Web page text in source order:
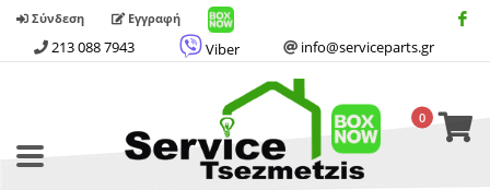
Σύνδεση Εγγραφή
213 088 7943 Viber info@serviceparts.gr
0
Toggle